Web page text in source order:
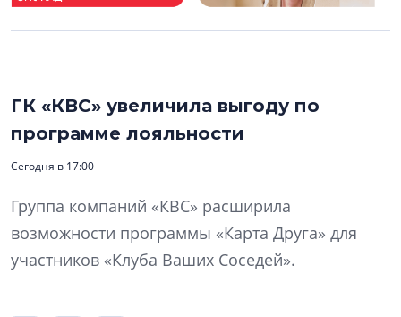
ГК «КВС» увеличила выгоду по
программе лояльности
Сегодня в 17:00
Группа компаний «КВС» расширила
возможности программы «Карта Друга» для
участников «Клуба Ваших Соседей».